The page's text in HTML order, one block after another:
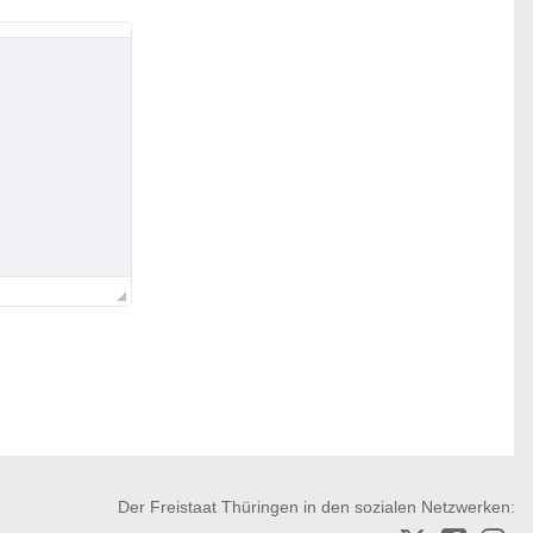
Der Freistaat Thüringen in den sozialen Netzwerken: